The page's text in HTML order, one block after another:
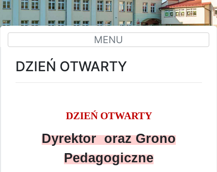
MENU
DZIEŃ OTWARTY
DZIEŃ OTWARTY
Dyrektor oraz Grono
Pedagogiczne